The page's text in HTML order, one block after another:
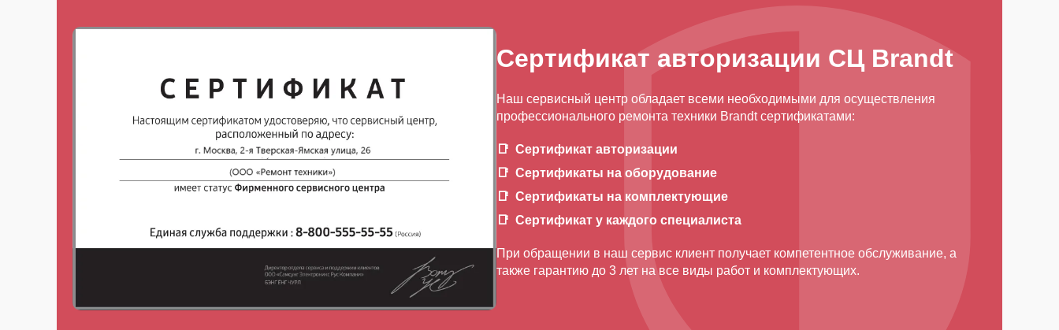
Сертификат авторизации СЦ Brandt
Наш сервисный центр обладает всеми необходимыми для осуществления
профессионального ремонта техники Brandt сертификатами:
Сертификат авторизации
Сертификаты на оборудование
Сертификаты на комплектующие
Сертификат у каждого специалиста
При обращении в наш сервис клиент получает компетентное обслуживание, а
также гарантию до 3 лет на все виды работ и комплектующих.